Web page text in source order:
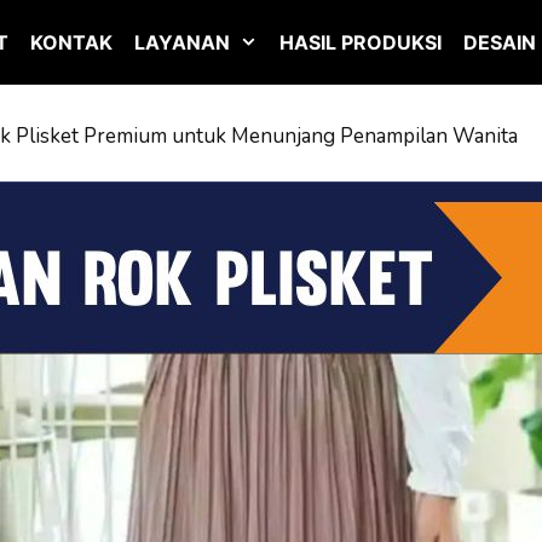
KONTAK LAYANAN HASIL PRODUKSI DESAIN
Plisket Premium untuk Menunjang Penampilan Wanita